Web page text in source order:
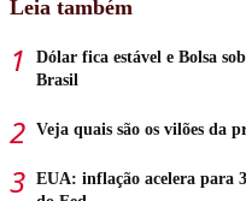
Leia também
Dólar fica estável e Bolsa
Brasil
Veja quais são os vilões da
EUA: inflação acelera para